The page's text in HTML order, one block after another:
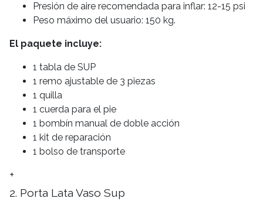
Presión de aire recomendada para inflar: 12-15 psi
Peso máximo del usuario: 150 kg.
El paquete incluye:
1 tabla de SUP
1 remo ajustable de 3 piezas
1 quilla
1 cuerda para el pie
1 bombín manual de doble acción
1 kit de reparación
1 bolso de transporte
+
2. Porta Lata Vaso Sup